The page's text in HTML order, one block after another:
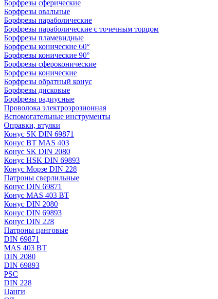
Борфрезы сферические
Борфрезы овальные
Борфрезы параболические
Борфрезы параболические с точечным торцом
Борфрезы пламевидные
Борфрезы конические 60°
Борфрезы конические 90°
Борфрезы сфероконические
Борфрезы конические
Борфрезы обратный конус
Борфрезы дисковые
Борфрезы радиусные
Проволока электроэрозионная
Вспомогательные инструменты
Оправки, втулки
Конус SK DIN 69871
Конус BT MAS 403
Конус SK DIN 2080
Конус HSK DIN 69893
Конус Морзе DIN 228
Патроны сверлильные
Конус DIN 69871
Конус MAS 403 BT
Конус DIN 2080
Конус DIN 69893
Конус DIN 228
Патроны цанговые
DIN 69871
MAS 403 BT
DIN 2080
DIN 69893
PSC
DIN 228
Цанги